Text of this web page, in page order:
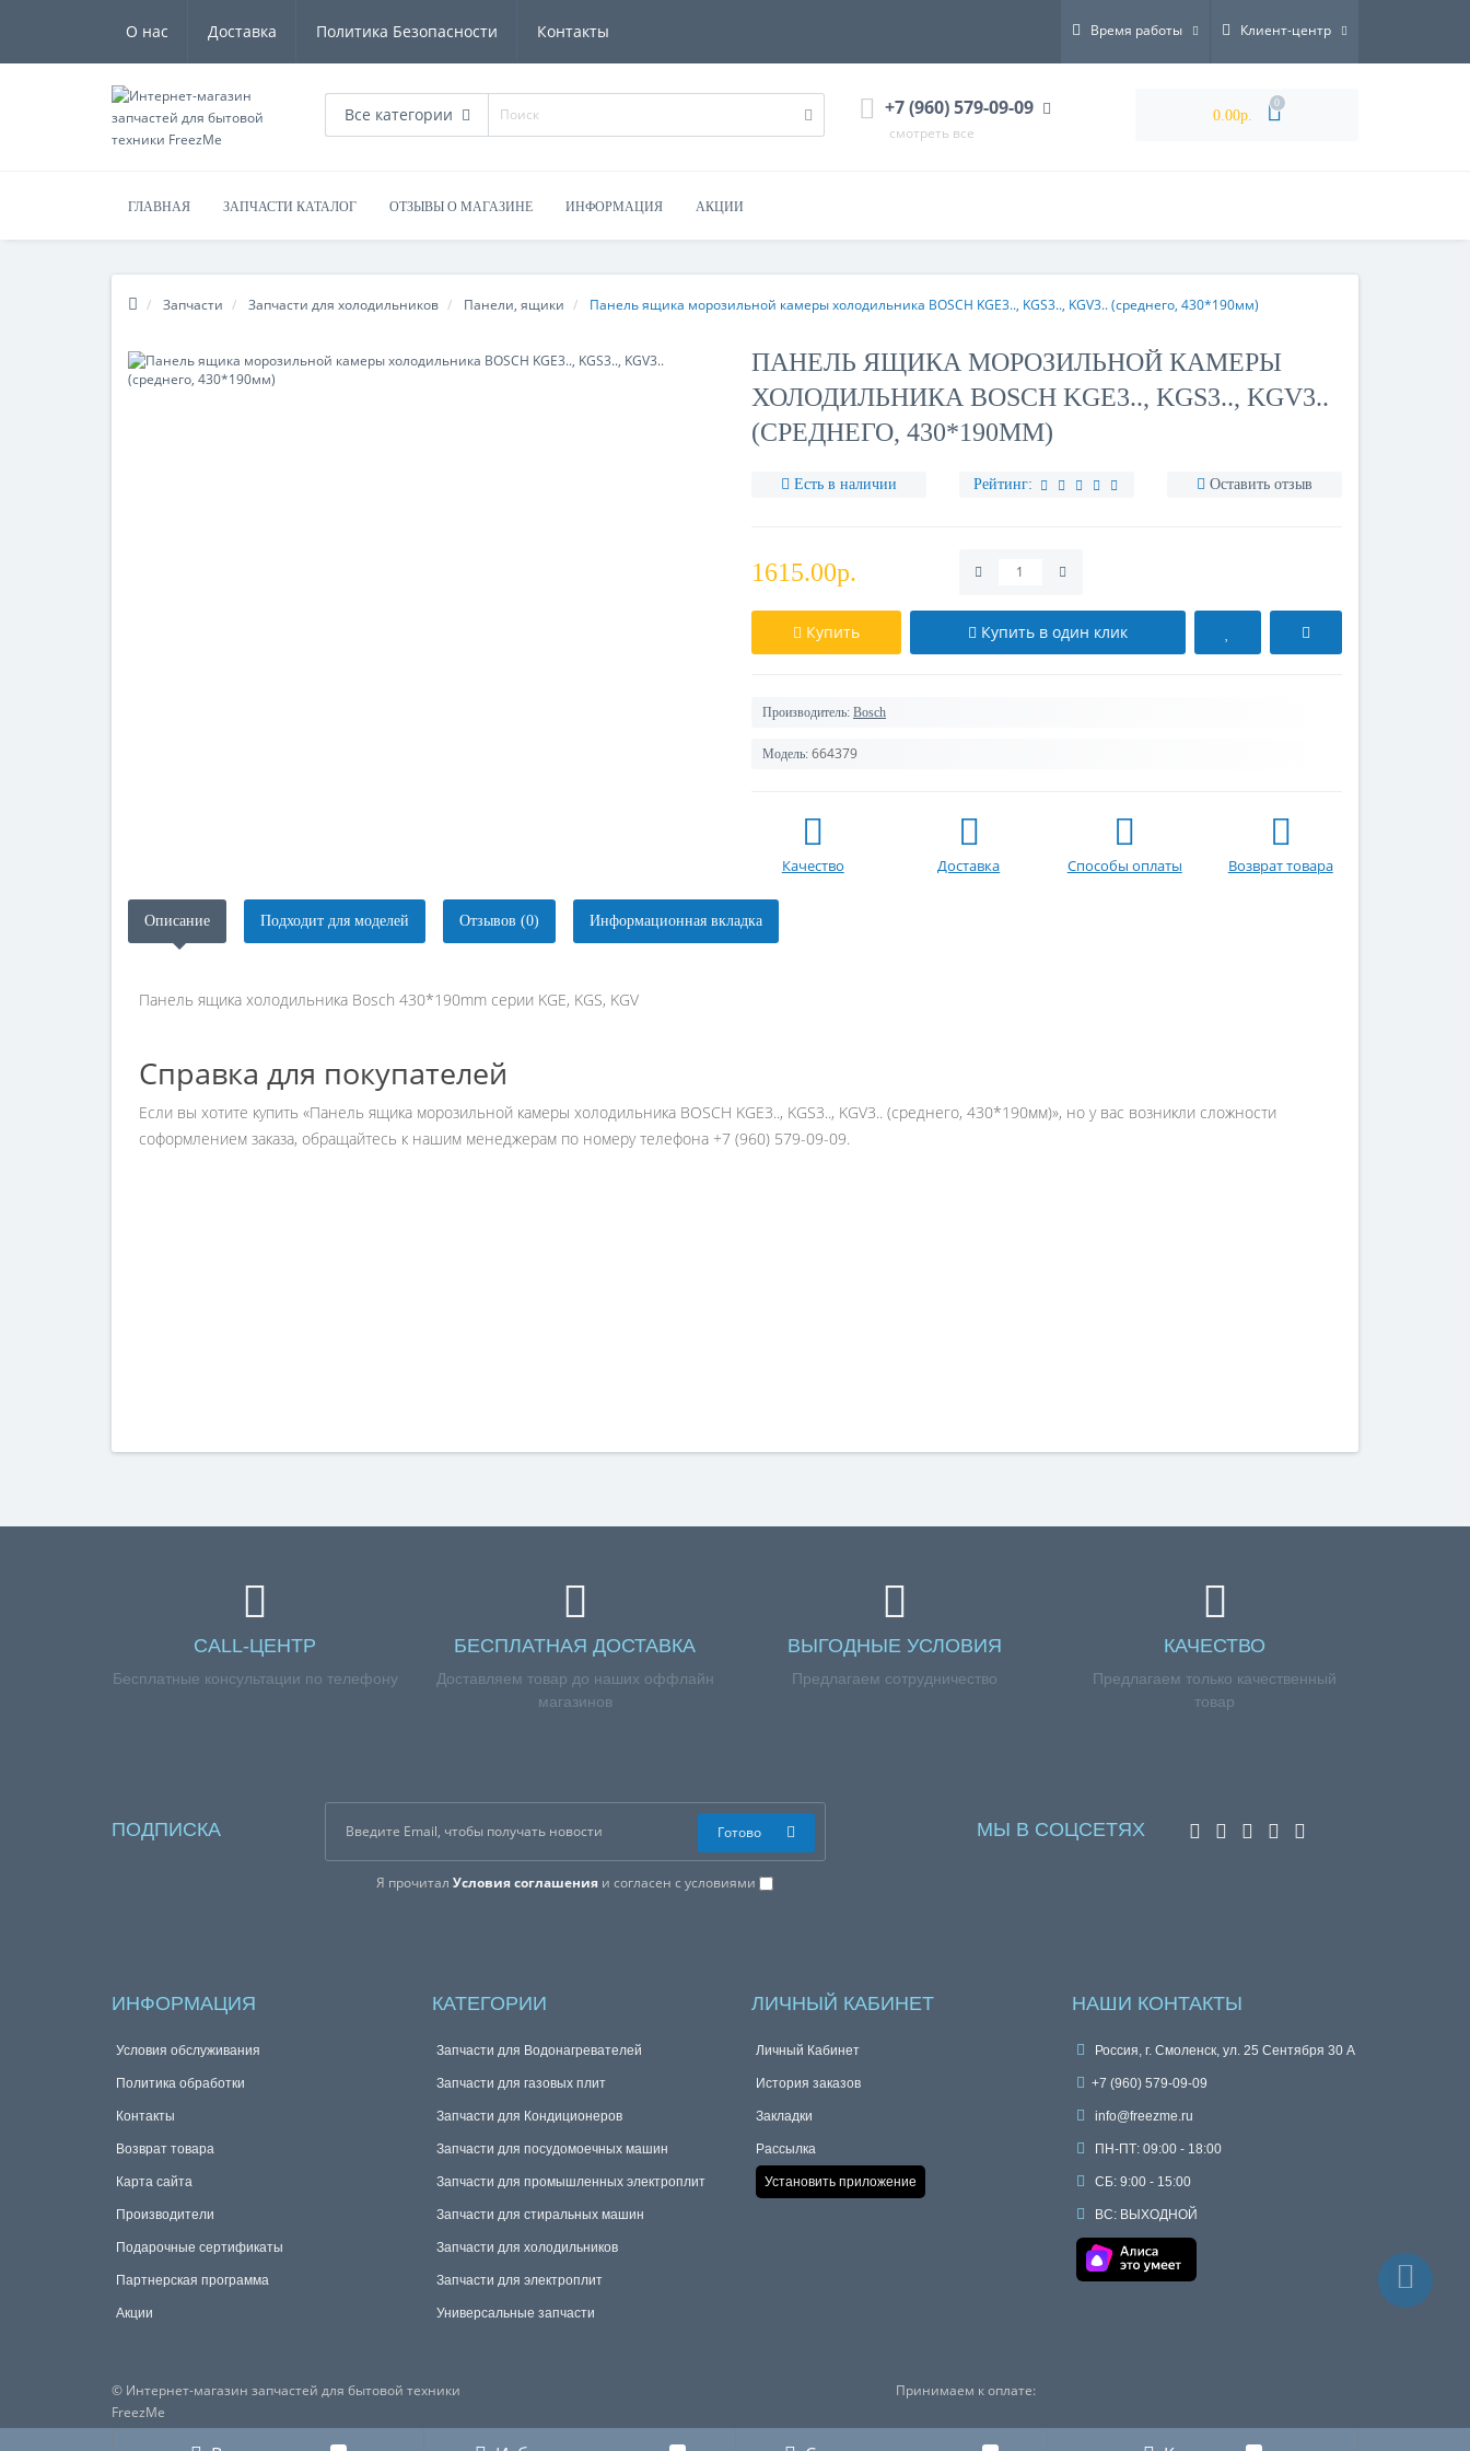
О нас Доставка Политика Безопасности Контакты Время работы Клиент-центр
Все категории +7 (960) 579-09-09
смотреть все
0.00р.
0
ГЛАВНАЯ ЗАПЧАСТИ КАТАЛОГ ОТЗЫВЫ О МАГАЗИНЕ ИНФОРМАЦИЯ АКЦИИ
Запчасти Запчасти для холодильников Панели, ящики Панель ящика морозильной камеры холодильника BOSCH KGE3.., KGS3.., KGV3.. (среднего, 430*190мм)
ПАНЕЛЬ ЯЩИКА МОРОЗИЛЬНОЙ КАМЕРЫ
ХОЛОДИЛЬНИКА BOSCH KGE3.., KGS3.., KGV3..
(СРЕДНЕГО, 430*190ММ)
Есть в наличии Рейтинг: Оставить отзыв
1615.00р.
Купить Купить в один клик
Производитель: Bosch
Модель: 664379
Качество Доставка Способы оплаты Возврат товара
Описание Подходит для моделей Отзывов (0) Информационная вкладка
Панель ящика холодильника Bosch 430*190mm серии KGE, KGS, KGV
Справка для покупателей
Если вы хотите купить «Панель ящика морозильной камеры холодильника BOSCH KGE3.., KGS3.., KGV3.. (среднего, 430*190мм)», но у вас возникли сложности
соформлением заказа, обращайтесь к нашим менеджерам по номеру телефона +7 (960) 579-09-09.
CALL-ЦЕНТР
Бесплатные консультации по телефону
БЕСПЛАТНАЯ ДОСТАВКА
Доставляем товар до наших оффлайн
магазинов
ВЫГОДНЫЕ УСЛОВИЯ
Предлагаем сотрудничество
КАЧЕСТВО
Предлагаем только качественный
товар
ПОДПИСКА
Я прочиталУсловия соглашения и согласен с условиями
Готово МЫ В СОЦСЕТЯХ
ИНФОРМАЦИЯ
Условия обслуживания
Политика обработки
Контакты
Возврат товара
Карта сайта
Производители
Подарочные сертификаты
Партнерская программа
Акции
КАТЕГОРИИ
Запчасти для Водонагревателей
Запчасти для газовых плит
Запчасти для Кондиционеров
Запчасти для посудомоечных машин
Запчасти для промышленных электроплит
Запчасти для стиральных машин
Запчасти для холодильников
Запчасти для электроплит
Универсальные запчасти
ЛИЧНЫЙ КАБИНЕТ
Личный Кабинет
История заказов
Закладки
Рассылка
Установить приложение
НАШИ КОНТАКТЫ
Россия, г. Смоленск, ул. 25 Сентября 30 А
+7 (960) 579-09-09
info@freezme.ru
ПН-ПТ: 09:00 - 18:00
СБ: 9:00 - 15:00
ВС: ВЫХОДНОЙ
© Интернет-магазин запчастей для бытовой техники
FreezMe
Принимаем к оплате: